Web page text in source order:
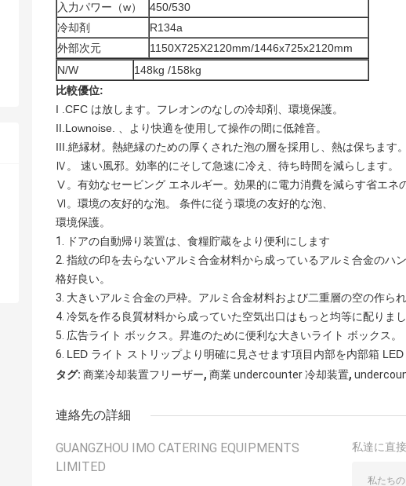
入力パワー（w）
450/530
冷却剤
R134a
外部次元
1150X725X2120mm/1446x725x2120mm
N/W
148kg /158kg
比較優位:
I .CFC は放します。フレオンのなしの冷却剤、環境保護。
II.Lownoise. 、より快適を使用して操作の間に低雑音。
III.絶縁材。熱絶縁のための厚くされた泡の層を採用し、熱は保ちます。
Ⅳ。 速い風邪。効率的にそして急速に冷え、待ち時間を減らします。
Ⅴ。有効なセービング エネルギー。効果的に電力消費を減らす省エネ
Ⅵ。環境の友好的な泡。 条件に従う環境の友好的な泡、
環境保護。
1. ドアの自動帰り装置は、食糧貯蔵をより便利にします
2. 指紋の印を去らないアルミ合金材料から成っているアルミ合金のハ
格好良い。
3. 大きいアルミ合金の戸枠。アルミ合金材料および二重層の空の作ら
4. 冷気を作る良質材料から成っていた空気出口はもっと均等に配りまし
5. 広告ライト ボックス。昇進のために便利な大きいライト ボックス。
6. LED ライト ストリップより明確に見させます項目内部を内部箱 LED
タグ: 商業冷却装置フリーザー, 商業 undercounter 冷却装置,
連絡先の詳細
GUANGZHOU IMO CATERING EQUIPMENTS
LIMITED
私達に直